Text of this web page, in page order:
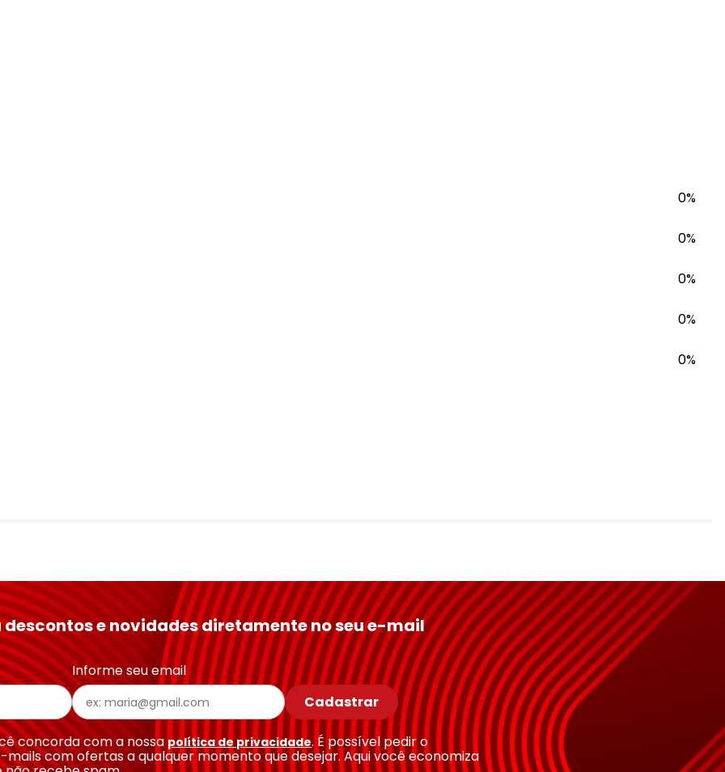
0%
0%
0%
0%
0%
descontos e novidades diretamente no seu e-mail
Informe seu email
Cadastrar
concorda com a nossa política de privacidade. É possível pedir o
com ofertas a qualquer momento que desejar. Aqui você economiza